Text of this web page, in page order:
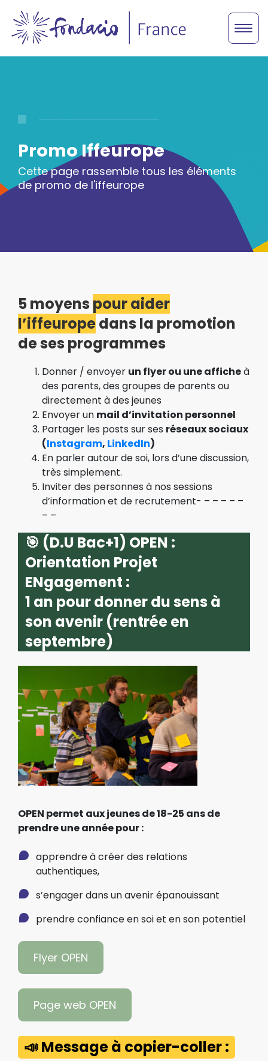
Promo Iffeurope
Cette page rassemble tous les éléments
de promo de l'iffeurope
5 moyens pour aider
l’iffeuropedans la promotion
de ses programmes
Donner / envoyer un flyer ou une afficheà
des parents, des groupes de parents ou
directement à des jeunes
Envoyer un mail d’invitation personnel
Partager les posts sur ses réseaux sociaux
(Instagram, LinkedIn)
En parler autour de soi, lors d’une discussion,
très simplement.
Inviter des personnes à nos sessions
d’information et de recrutement- – – – – –
– –
🎯 (D.U Bac+1) OPEN :
Orientation Projet
ENgagement :
1 an pour donner du sens à
son avenir (rentrée en
septembre)
OPEN permet aux jeunes de 18-25 ans de
prendre une année pour :
apprendre à créer des relations
authentiques,
s’engager dans un avenir épanouissant
prendre confiance en soi et en son potentiel
Flyer OPEN
Page web OPEN
📣 Message à copier-coller :